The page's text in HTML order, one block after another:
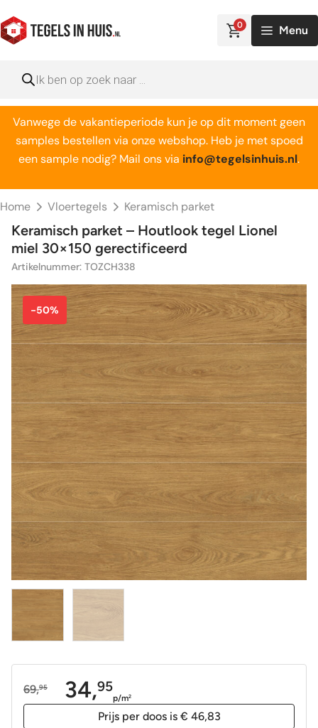
naar
de
0 Menu
zoeken
Vanwege de vakantieperiode kun je op dit moment geen
samples bestellen via onze webshop. Heb je met spoed
een sample nodig? Mail ons via info@tegelsinhuis.nl.
Home Vloertegels Keramisch parket
Keramisch parket – Houtlook tegel Lionel
miel 30×150 gerectificeerd
Artikelnummer: TOZCH338
-50%
69,95
Oorspronkelijke
34,95
Huidige
p/m2
Prijs per doos is € 46,83